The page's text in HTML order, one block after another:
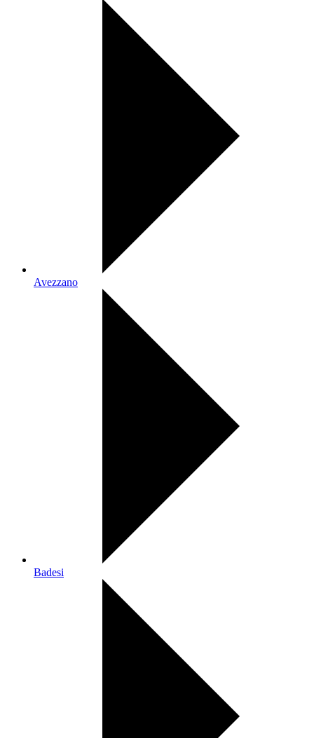
Avezzano
Badesi